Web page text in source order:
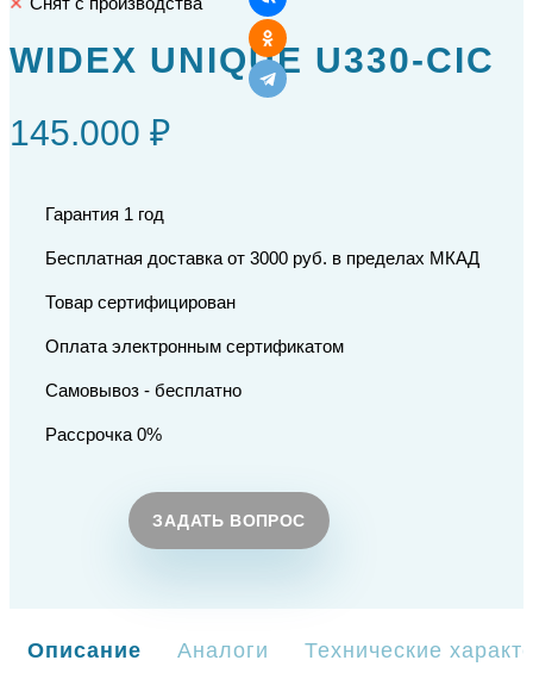
WIDEX UNIQUE U330-CIC
145.000 ₽
Гарантия 1 год
Бесплатная доставка от 3000 руб. в пределах МКАД
Товар сертифицирован
Оплата электронным сертификатом
Самовывоз - бесплатно
Рассрочка 0%
ЗАДАТЬ ВОПРОС
Описание Аналоги Технические